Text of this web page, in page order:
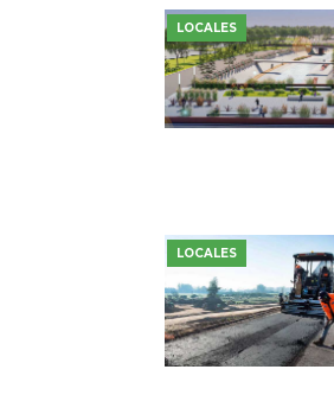
LOCALES
LOCALES